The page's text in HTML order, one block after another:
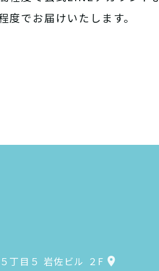
でお届けいたします。
丁目５ 岩佐ビル ２F